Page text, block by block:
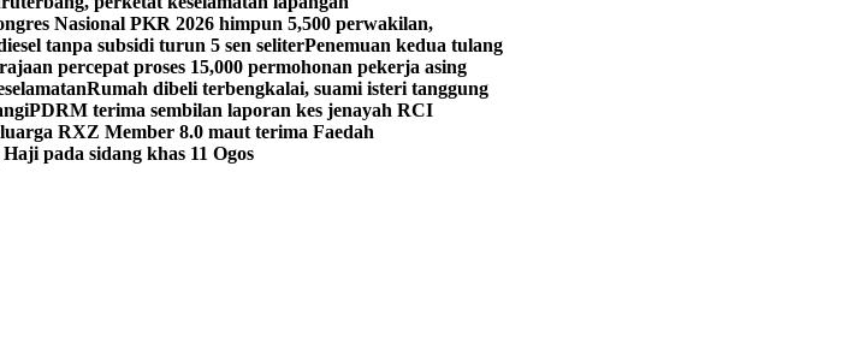
Nasional PKR 2026 himpun 5,500 perwakilan,
tanpa subsidi turun 5 sen seliterPenemuan kedua tulang
percepat proses 15,000 permohonan pekerja asing
Rumah dibeli terbengkalai, suami isteri tanggung
PDRM terima sembilan laporan kes jenayah RCI
RXZ Member 8.0 maut terima Faedah
pada sidang khas 11 Ogos